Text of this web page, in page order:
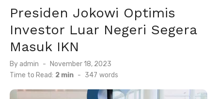
Presiden Jokowi Optimis
Investor Luar Negeri Segera
Masuk IKN
By admin
Posted
on
November 18, 2023
Time to Read: 2 min - 347 words